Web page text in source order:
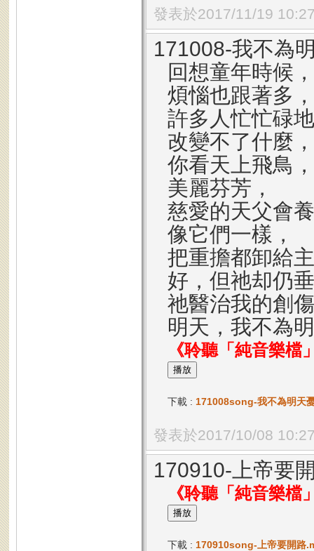
發表於2017/11/19
171008-我不為
回想童年時候
煩惱也跟著多，
許多人忙忙碌
改變不了什麼，
你看天上飛鳥
美麗芬芳，
慈愛的天父會
像它們一樣，
把重擔都卸給
好，但祂却仍
祂醫治我的創
明天，我不為
《聆聽「純音樂檔
下載 : 171008song-我不為明天
發表於2017/10/08
170910-上帝要
《聆聽「純音樂檔
下載 : 170910song-上帝要開路